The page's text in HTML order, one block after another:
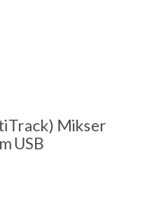
Mikser
USB